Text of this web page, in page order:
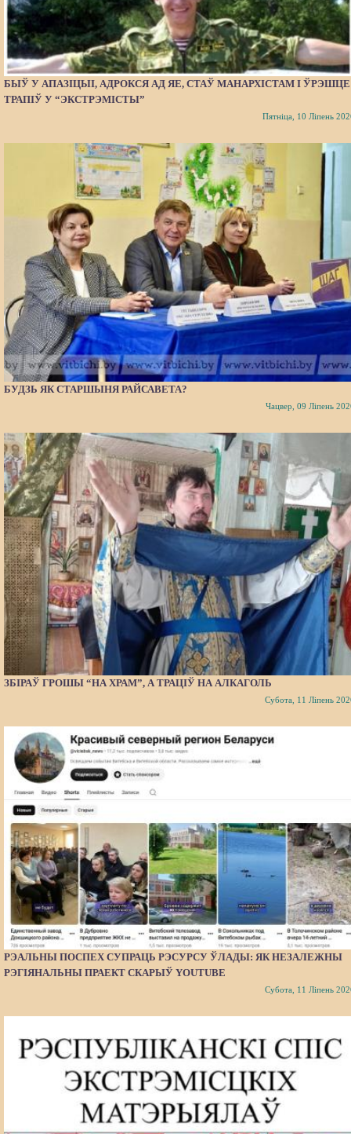
БЫЎ У АПАЗІЦЫІ, АДРОКСЯ АД ЯЕ, СТАЎ МАНАРХІСТАМ І ЎРЭШЦЕ
ТРАПІЎ У “ЭКСТРЭМІСТЫ”
Пятніца, 10 Ліпень
БУДЗЬ ЯК СТАРШЫНЯ РАЙСАВЕТА?
Чацвер, 09 Ліпень
ЗБІРАЎ ГРОШЫ “НА ХРАМ”, А ТРАЦІЎ НА АЛКАГОЛЬ
Субота, 11 Ліпень
РЭАЛЬНЫ ПОСПЕХ СУПРАЦЬ РЭСУРСУ ЎЛАДЫ: ЯК НЕЗАЛЕЖНЫ
РЭГІЯНАЛЬНЫ ПРАЕКТ СКАРЫЎ YOUTUBE
Субота, 11 Ліпень